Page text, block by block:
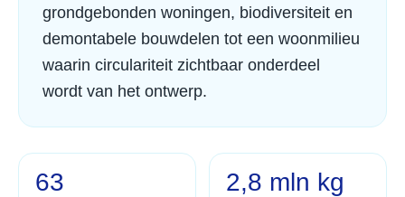
grondgebonden woningen, biodiversiteit en
demontabele bouwdelen tot een woonmilieu
waarin circulariteit zichtbaar onderdeel
wordt van het ontwerp.
63 2,8 mln kg